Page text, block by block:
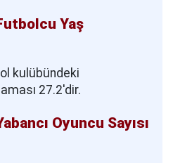
Yaş
kulübündeki
27.2'dir.
Oyuncu Sayısı